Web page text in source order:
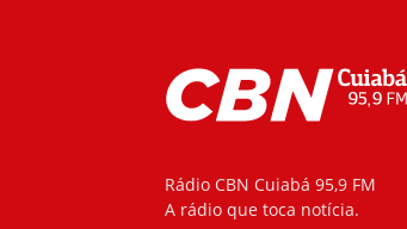
Rádio CBN Cuiabá 95,9 FM
A rádio que toca notícia.